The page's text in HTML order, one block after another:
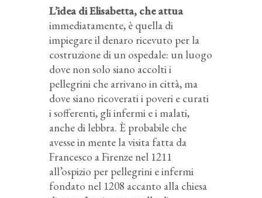
L’idea di Elisabetta, che attua
immediatamente, è quella di
impiegare il denaro ricevuto per la
costruzione di un ospedale: un luogo
dove non solo siano accolti i
pellegrini che arrivano in città, ma
dove siano ricoverati i poveri e curati
i sofferenti, gli infermi e i malati,
anche di lebbra. È probabile che
avesse in mente la visita fatta da
Francesco a Firenze nel 1211
all’ospizio per pellegrini e infermi
fondato nel 1208 accanto alla chiesa